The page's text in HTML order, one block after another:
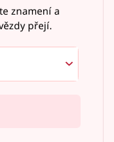
znamení a
přejí.